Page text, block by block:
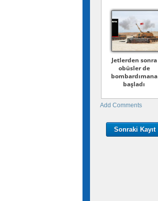
Jetlerden sonra
obüsler de
bombardımana
başladı
Add Comments
Sonraki Kayıt